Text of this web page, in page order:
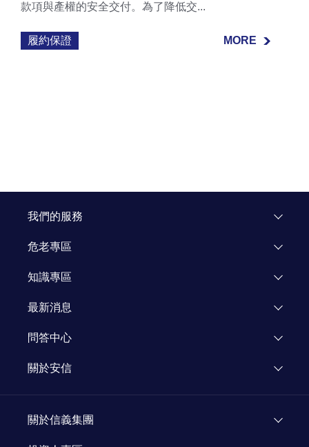
款項與產權的安全交付。為了降低交...
履約保證 MORE
我們的服務
危老專區
專區介紹
企業專區
知識專區
市場研究
最新消息
活動公告
新聞專欄
問答中心
關於安信
關於安信
顧問團隊
關於信義集團